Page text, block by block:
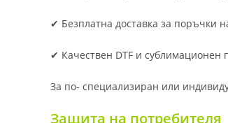
✔ Безплатна доставка за поръчки
✔ Качествен DTF и сублимационен
За по- специализиран или
Защита на потребителя